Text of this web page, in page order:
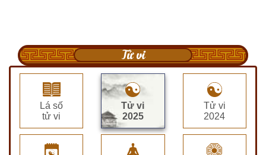
Tử vi
Lá số
tử vi
Tử vi
2025
Tử vi
2024